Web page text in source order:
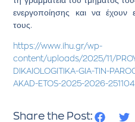
ενεργοποίησης και να έχουν
τους.
https://www.ihu.gr/wp-
content/uploads/2025/11/
DIKAIOLOGITIKA-GIA-TIN-
AKAD-ETOS-2025-2026-
Share the Post: